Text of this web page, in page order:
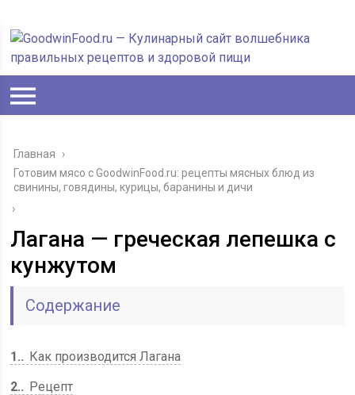
Главная
›
Готовим мясо с GoodwinFood.ru: рецепты мясных блюд из
свинины, говядины, курицы, баранины и дичи
›
Лагана — греческая лепешка с
кунжутом
Содержание
1.
Как производится Лагана
2.
Рецепт